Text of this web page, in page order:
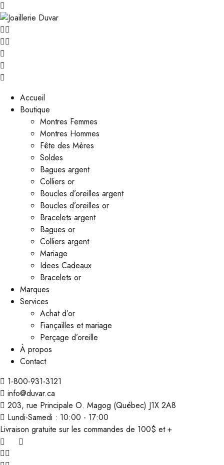
Accueil
Boutique
Montres Femmes
Montres Hommes
Fête des Mères
Soldes
Bagues argent
Colliers or
Boucles d’oreilles argent
Boucles d’oreilles or
Bracelets argent
Bagues or
Colliers argent
Mariage
Idees Cadeaux
Bracelets or
Marques
Services
Achat d’or
Fiançailles et mariage
Perçage d’oreille
À propos
Contact
1-800-931-3121
info@duvar.ca
203, rue Principale O. Magog (Québec) J1X 2A8
Lundi-Samedi : 10:00 - 17:00
Livraison gratuite sur les commandes de 100$ et +